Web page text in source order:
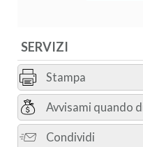
SERVIZI
Stampa
Avvisami quando
Condividi